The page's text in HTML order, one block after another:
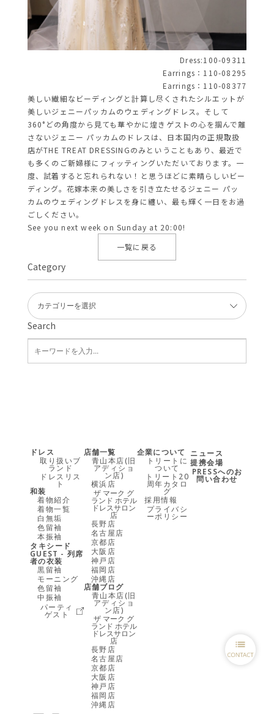
Dress:100-09311
Earrings：110-08295
Earrings：110-08377
美しい繊細なビーディングと計算し尽くされたシルエットが
美しいジェニーパッカムのウェディングドレス。そして
360°どの角度から見ても華やかに煌きゲストの心を掴んで離
さないジェニー パッカムのドレスは、日本国内の正規取扱
店がTHE TREAT DRESSINGのみということもあり、最近で
も多くのご新婦様にフィッティングいただいております。一
度、試着すると忘れられない！と思うほどに素晴らしいビー
ディング。花嫁本来の美しさを引き立たせるジェニー パッ
カムのウェディングドレスを身に纏い、最も輝く一日をお過
ごしください。
See you next week on Sunday at 20:00!
一覧に戻る
Search
Category
ドレス
取り扱いブ
ランド
ドレスリス
ト
和装
着物紹介
着物一覧
白無垢
色留袖
本振袖
タキシード
GUEST - 列席
者の衣装
黒留袖
モーニング
色留袖
中振袖
パーティ
ゲスト
店舗一覧
青山本店(旧
アディショ
ン店)
横浜店
ザ マーク グ
ランド ホテル
ドレスサロン
店
長野店
名古屋店
京都店
大阪店
神戸店
福岡店
沖縄店
店舗ブログ
青山本店(旧
アディショ
ン店)
ザ マーク グ
ランド ホテル
ドレスサロン
店
長野店
名古屋店
京都店
大阪店
神戸店
福岡店
沖縄店
企業について
トリートに
ついて
トリート20
周年カタロ
グ
採用情報
プライバシ
ーポリシー
ニュース
提携会場
PRESSへのお
問い合わせ